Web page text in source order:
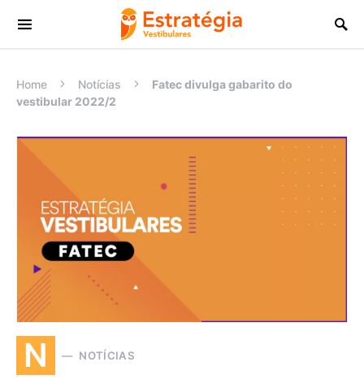
Procurar:
Home Notícias
Fatec divulga gabarito do
vestibular 2022/2
N NOTÍCIAS